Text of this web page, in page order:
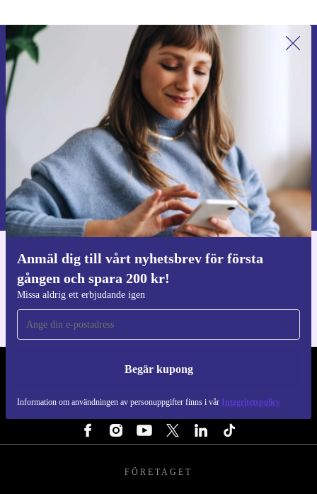
Anmäl dig till vårt nyhetsbrev för första
gången och spara 200 kr!
Missa aldrig ett erbjudande igen
Begär kupong
Information om användningen av personuppgifter finns i vår Integritetspolicy
Anmäl dig till vårt nyhetsbrev för
första gången och spara 200 kr!
Missa aldrig ett erbjudande igen.
Begär kupong
Information om användningen av personuppgifter finns i vår
Integritetspolicy
Ladda ner refurbed appen
För iOS och Android
REFURBED SVERIGE - RETHINK NEW.
FÖLJ OSS
FÖRETAGET